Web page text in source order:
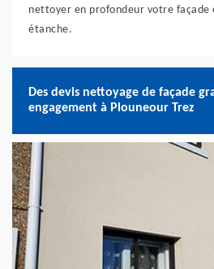
nettoyer en profondeur votre façade
étanche.
Des devis nettoyage de façade
engagement à Plouneour Trez